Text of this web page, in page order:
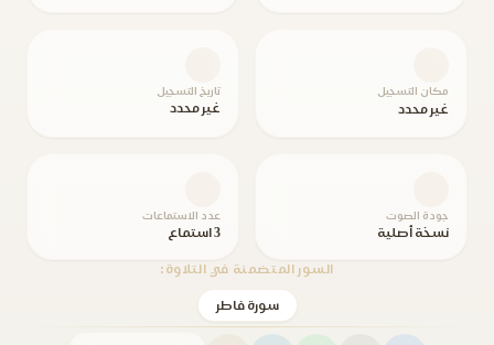
مكان التسجيل
غير محدد
تاريخ التسجيل
غير محدد
جودة الصوت
نسخة أصلية
عدد الاستماعات
3 استماع
السور المتضمنة في التلاوة:
سورة فاطر